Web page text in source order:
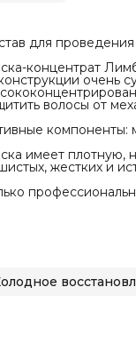
для
концентрат
очень
волосы от
компоненты:
имеет плотную,
жестких и